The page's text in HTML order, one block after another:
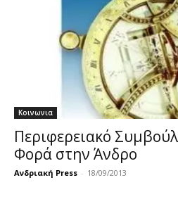
Κοινωνια
Περιφερειακό
Φορά στην Άνδρο
Ανδριακή Press - 18/09/2013